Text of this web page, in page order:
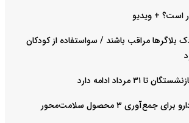
است؟ + ویدیو
مراقب باشند / سواستفاده از کودکان
مرداد ادامه دارد
۳ محصول سلامت‌محور